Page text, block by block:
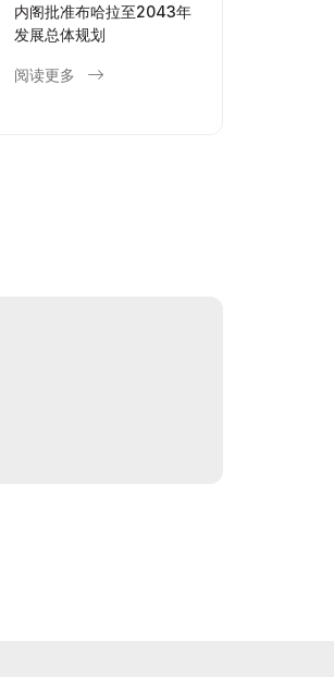
内阁批准布哈拉至2043年
发展总体规划
阅读更多